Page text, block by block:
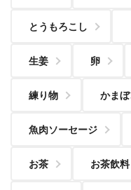
とうもろこし
生姜 卵
練り物 かまぼ
魚肉ソーセージ
お茶 お茶飲料